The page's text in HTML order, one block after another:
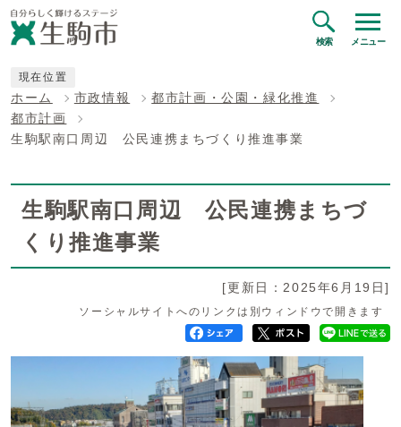
検索 メニュー
現在位置
ホーム 市政情報
都市計画・公園・緑化推進
都市計画
生駒駅南口周辺 公民連携まちづくり推進事業
生駒駅南口周辺 公民連携まちづ
くり推進事業
[更新日：2025年6月19日]
ソーシャルサイトへのリンクは別ウィンドウで開きます